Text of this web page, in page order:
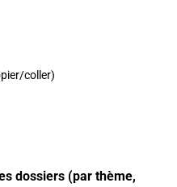
coller)
dossiers (par thème,